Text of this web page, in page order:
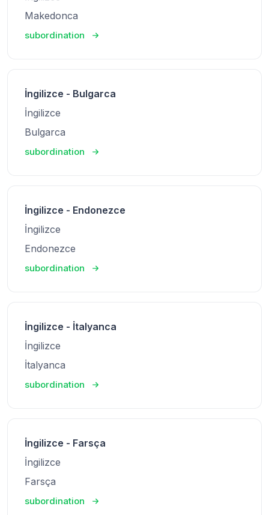
Makedonca
subordination
İngilizce - Bulgarca
İngilizce
Bulgarca
subordination
İngilizce - Endonezce
İngilizce
Endonezce
subordination
İngilizce - İtalyanca
İngilizce
İtalyanca
subordination
İngilizce - Farsça
İngilizce
Farsça
subordination